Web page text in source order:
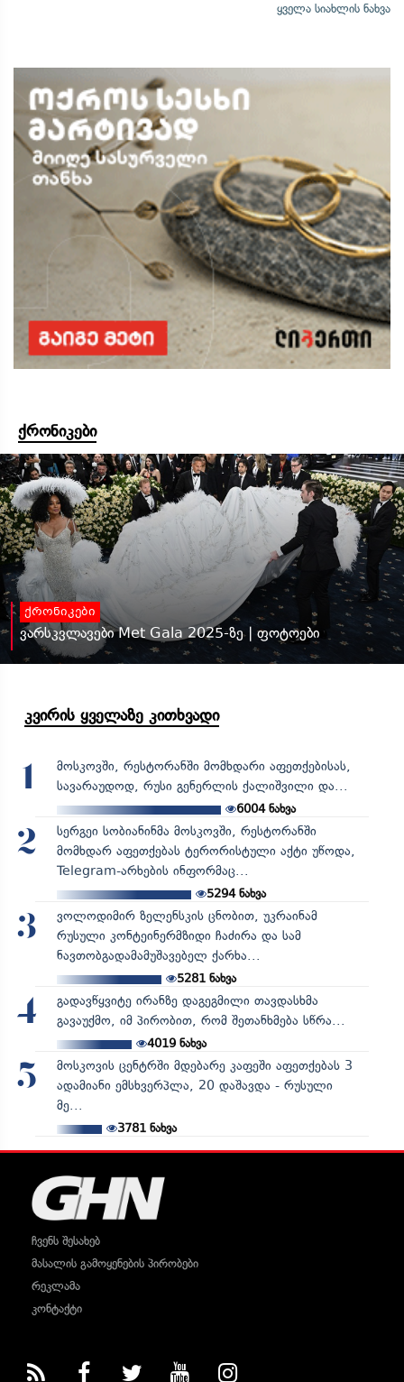
ყველა სიახლის ნახვა
ქრონიკები
ქრონიკები
ვარსკვლავები Met Gala 2025-ზე | ფოტოები
კვირის ყველაზე კითხვადი
1
მოსკოვში, რესტორანში მომხდარი აფეთქებისას,
სავარაუდოდ, რუსი გენერლის ქალიშვილი და...
6004ნახვა
2
სერგეი სობიანინმა მოსკოვში, რესტორანში
მომხდარ აფეთქებას ტერორისტული აქტი უწოდა,
Telegram-არხების ინფორმაც...
5294ნახვა
3
ვოლოდიმირ ზელენსკის ცნობით, უკრაინამ
რუსული კონტეინერმზიდი ჩაძირა და სამ
ნავთობგადამამუშავებელ ქარხა...
5281ნახვა
4
გადავწყვიტე ირანზე დაგეგმილი თავდასხმა
გავაუქმო, იმ პირობით, რომ შეთანხმება სწრა...
4019ნახვა
5
მოსკოვის ცენტრში მდებარე კაფეში აფეთქებას 3
ადამიანი ემსხვერპლა, 20 დაშავდა - რუსული
მე...
3781ნახვა
ჩვენს შესახებ
მასალის გამოყენების პირობები
რეკლამა
კონტაქტი